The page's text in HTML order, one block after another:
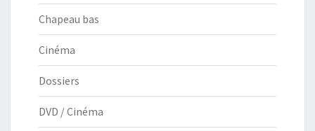
Chapeau bas
Cinéma
Dossiers
DVD / Cinéma